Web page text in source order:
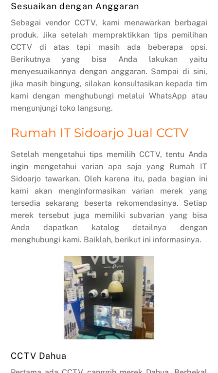
Sesuaikan dengan Anggaran
Sebagai vendor CCTV, kami menawarkan berbagai
produk. Jika setelah mempraktikkan tips pemilihan
CCTV di atas tapi masih ada beberapa opsi.
Berikutnya yang bisa Anda lakukan yaitu
menyesuaikannya dengan anggaran. Sampai di sini,
jika masih bingung, silakan konsultasikan kepada tim
kami dengan menghubungi melalui WhatsApp atau
mengunjungi toko langsung.
Rumah IT Sidoarjo Jual CCTV
Setelah mengetahui tips memilih CCTV, tentu Anda
ingin mengetahui varian apa saja yang Rumah IT
Sidoarjo tawarkan. Oleh karena itu, pada bagian ini
kami akan menginformasikan varian merek yang
tersedia sekarang beserta rekomendasinya. Setiap
merek tersebut juga memiliki subvarian yang bisa
Anda dapatkan katalog detailnya dengan
menghubungi kami. Baiklah, berikut ini informasinya.
CCTV Dahua